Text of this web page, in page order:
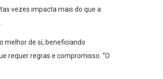
vezes impacta mais do que a
melhor de si, beneficiando
requer regras e compromisso. “O